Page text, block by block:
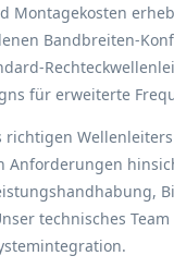
Montagekosten
Bandbreiten-
für erweiterte
richtigen
Anforderungen
technisches